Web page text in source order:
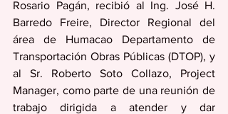
Rosario Pagán, recibió al Ing. José H.
Barredo Freire, Director Regional del
área de Humacao Departamento de
Transportación Obras Públicas (DTOP), y
al Sr. Roberto Soto Collazo, Project
Manager, como parte de una reunión de
trabajo dirigida a atender y dar